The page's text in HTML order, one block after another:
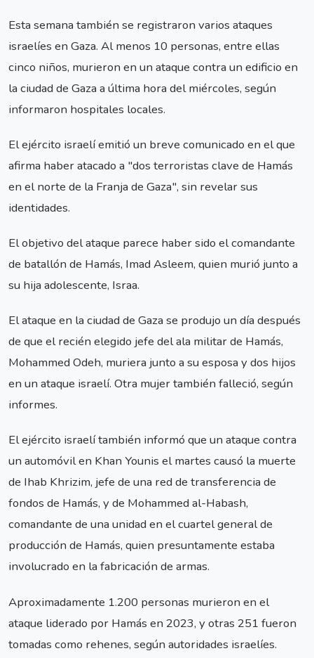
Esta semana también se registraron varios ataques
israelíes en Gaza. Al menos 10 personas, entre ellas
cinco niños, murieron en un ataque contra un edificio en
la ciudad de Gaza a última hora del miércoles, según
informaron hospitales locales.
El ejército israelí emitió un breve comunicado en el que
afirma haber atacado a "dos terroristas clave de Hamás
en el norte de la Franja de Gaza", sin revelar sus
identidades.
El objetivo del ataque parece haber sido el comandante
de batallón de Hamás, Imad Asleem, quien murió junto a
su hija adolescente, Israa.
El ataque en la ciudad de Gaza se produjo un día después
de que el recién elegido jefe del ala militar de Hamás,
Mohammed Odeh, muriera junto a su esposa y dos hijos
en un ataque israelí. Otra mujer también falleció, según
informes.
El ejército israelí también informó que un ataque contra
un automóvil en Khan Younis el martes causó la muerte
de Ihab Khrizim, jefe de una red de transferencia de
fondos de Hamás, y de Mohammed al-Habash,
comandante de una unidad en el cuartel general de
producción de Hamás, quien presuntamente estaba
involucrado en la fabricación de armas.
Aproximadamente 1.200 personas murieron en el
ataque liderado por Hamás en 2023, y otras 251 fueron
tomadas como rehenes, según autoridades israelíes.